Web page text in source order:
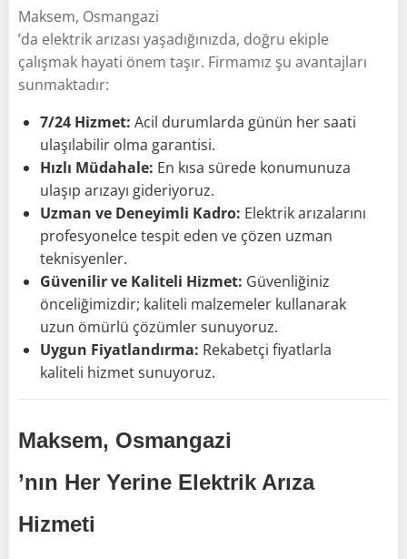
Maksem, Osmangazi
’da elektrik arızası yaşadığınızda, doğru ekiple
çalışmak hayati önem taşır. Firmamız şu avantajları
sunmaktadır:
7/24 Hizmet: Acil durumlarda günün her saati
ulaşılabilir olma garantisi.
Hızlı Müdahale: En kısa sürede konumunuza
ulaşıp arızayı gideriyoruz.
Uzman ve Deneyimli Kadro: Elektrik arızalarını
profesyonelce tespit eden ve çözen uzman
teknisyenler.
Güvenilir ve Kaliteli Hizmet: Güvenliğiniz
önceliğimizdir; kaliteli malzemeler kullanarak
uzun ömürlü çözümler sunuyoruz.
Uygun Fiyatlandırma: Rekabetçi fiyatlarla
kaliteli hizmet sunuyoruz.
Maksem, Osmangazi
’nın Her Yerine Elektrik Arıza
Hizmeti